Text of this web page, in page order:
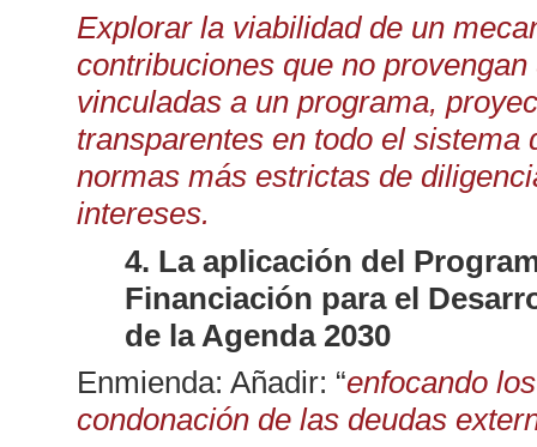
Explorar la viabilidad de un
contribuciones que no
vinculadas a un programa,
transparentes en todo el
normas más estrictas de
intereses.
4. La aplicación del
Financiación para el
de la Agenda 2030
Enmienda: Añadir: “enfocando
condonación de las deudas